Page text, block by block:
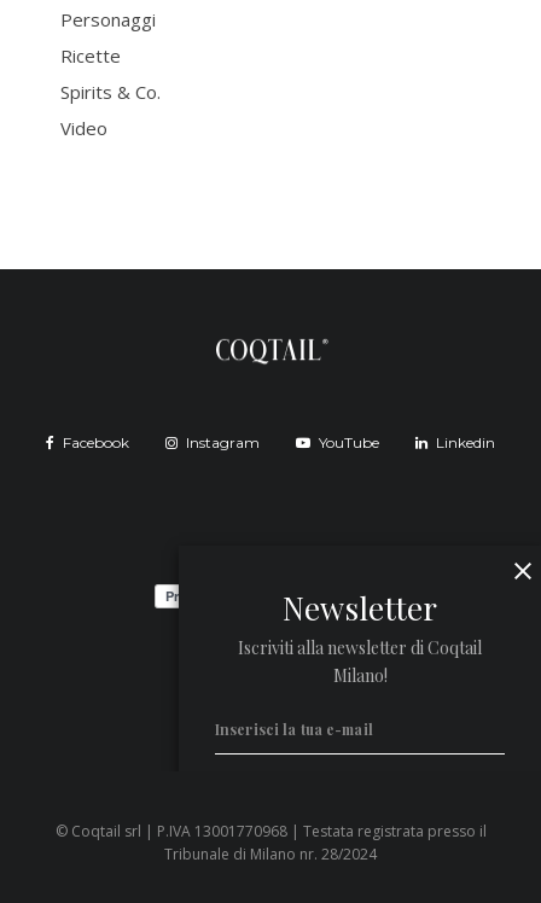
Personaggi
Ricette
Spirits & Co.
Video
Facebook Instagram YouTube Linkedin
Newsletter
Iscriviti alla newsletter di Coqtail
Milano!
Privacy Policy
© Coqtail srl | P.IVA 13001770968 | Testata registrata presso il
Tribunale di Milano nr. 28/2024